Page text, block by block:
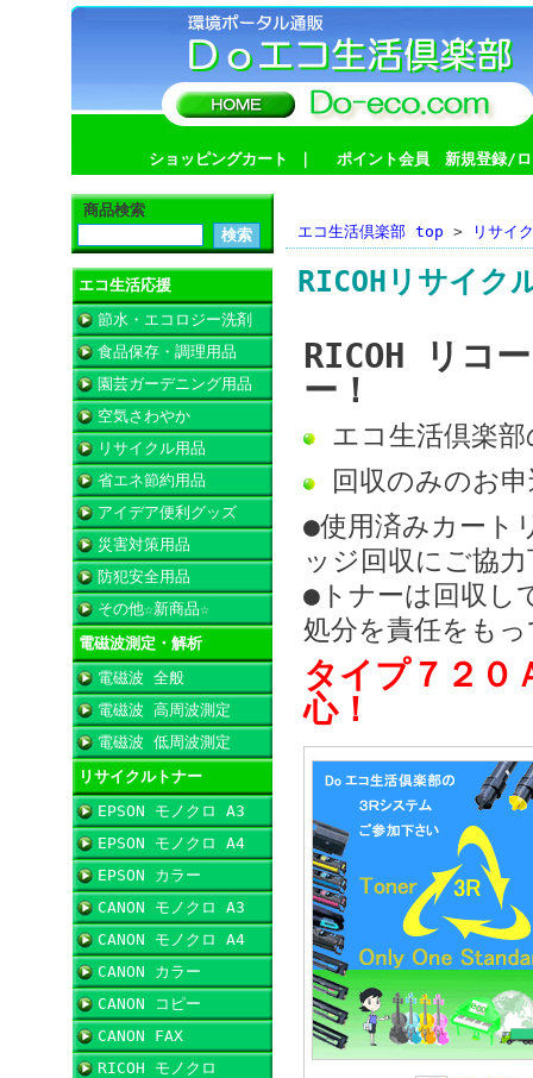
ショッピングカート ポイント会員 新規登録/ロ
商品検索
エコ生活応援
節水・エコロジー洗剤
食品保存・調理用品
園芸ガーデニング用品
空気さわやか
リサイクル用品
省エネ節約用品
アイデア便利グッズ
災害対策用品
防犯安全用品
その他☆新商品☆
電磁波測定・解析
電磁波 全般
電磁波 高周波測定
電磁波 低周波測定
リサイクルトナー
EPSON モノクロ A3
EPSON モノクロ A4
EPSON カラー
CANON モノクロ A3
CANON モノクロ A4
CANON カラー
CANON コピー
CANON FAX
RICOH モノクロ
エコ生活倶楽部 top > リサイ
RICOHリサイ
RICOH リコ
ー！
エコ生活倶楽
回収のみのお
●使用済みカート
ッジ回収にご協
●トナーは回収し
処分を責任をも
タイプ７２０
心！